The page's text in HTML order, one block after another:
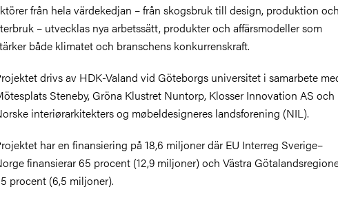
från hela värdekedjan – från skogsbruk till design, produktion och
– utvecklas nya arbetssätt, produkter och affärsmodeller som
både klimatet och branschens konkurrenskraft.
drivs av HDK-Valand vid Göteborgs universitet i samarbete
Steneby, Gröna Klustret Nuntorp, Klosser Innovation AS och
interiørarkitekters og møbeldesigneres landsforening (NIL).
har en finansiering på 18,6 miljoner där EU Interreg Sverige–
finansierar 65 procent (12,9 miljoner) och Västra
procent (6,5 miljoner).